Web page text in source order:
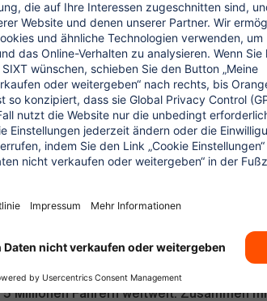
und bieten vielfältige
Mietwagen, Carsharing und viele
Vertrag plus Zuschläge für
mit einem Umsatz
weltweit. Unsere
(Autovermietung), SIXT share
SIXT+ (Auto Abo) und gibt unseren
den Services von 4.000
Millionen Fahrern weltweit. Zusammen